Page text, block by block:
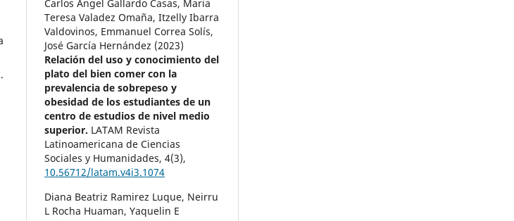
Carlos Angel Gallardo Casas, Maria
Teresa Valadez Omaña, Itzelly Ibarra
Valdovinos, Emmanuel Correa Solís,
José García Hernández (2023)
Relación del uso y conocimiento del
plato del bien comer con la
prevalencia de sobrepeso y
obesidad de los estudiantes de un
centro de estudios de nivel medio
superior. LATAM Revista
Latinoamericana de Ciencias
Sociales y Humanidades,4(3),
10.56712/latam.v4i3.1074
Diana Beatriz Ramirez Luque, Neirru
L Rocha Huaman, Yaquelin E